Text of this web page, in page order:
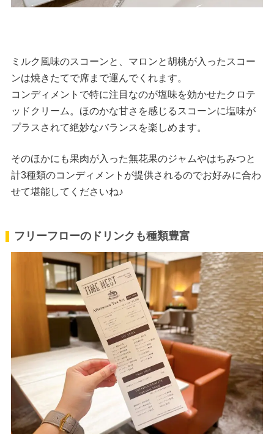
ミルク風味のスコーンと、マロンと胡桃が入ったスコー
ンは焼きたてで席まで運んでくれます。
コンディメントで特に注目なのが塩味を効かせたクロテ
ッドクリーム。ほのかな甘さを感じるスコーンに塩味が
プラスされて絶妙なバランスを楽しめます。
そのほかにも果肉が入った無花果のジャムやはちみつと
計3種類のコンディメントが提供されるのでお好みに合わ
せて堪能してくださいね♪
フリーフローのドリンクも種類豊富